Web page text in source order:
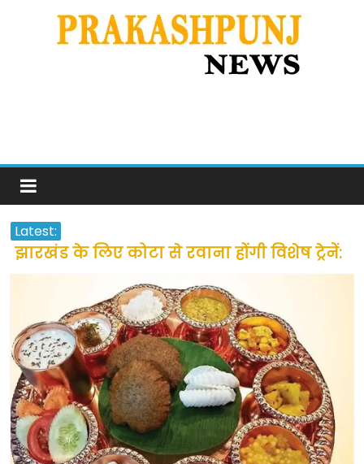
Latest:
झारखंड के लिए कोटा से रवाना होंगी विशेष ट्रेनें:
सीएम हेमंत सोरेन
उत्तराखंड के अन्य राज्यों में फंसे लोगों की जल्द
होगी घर वापसी
प्रवासियों व मजदूरों को दी गई छूट के बाद लोगो
ने कराया पंजीयन: राजस्थान सरकार
शराब और पान की दुकानों को ग्रीन जोन में
खोलने की मिली इजाजत: गृह मंत्रालय
दो हफ्ते के लिए बढ़ाया लॉकडाउन: गृह मंत्रालय